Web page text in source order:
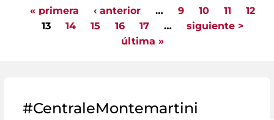
Pages
« primera ‹ anterior … 9 10 11
12
13
14 15 16 17 …
siguiente >
última »
#CentraleMontemartini